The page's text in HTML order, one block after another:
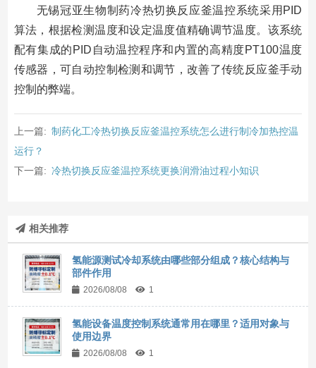
无锡冠亚生物制药冷热切换反应釜温控系统采用PID
算法，根据检测温度和设定温度值精确调节温度。该系统
配有集成的PID自动温控程序和内置的高精度PT100温度
传感器，可自动控制检测和调节，改善了传统反应釜手动
控制的弊端。
上一篇: 制药化工冷热切换反应釜温控系统怎么进行制冷加热控温
运行？
下一篇: 冷热切换反应釜温控系统更换润滑油过程小知识
相关推荐
氢能源测试冷却系统由哪些部分组成？核心结构与
部件作用
2026/08/08 1
氢能设备温度控制系统通常用在哪里？适用对象与
使用边界
2026/08/08 1